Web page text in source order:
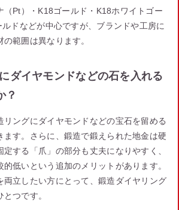
（Pt）・K18ゴールド・K18ホワイトゴー
ドなどが中心ですが、ブランドや工房に
範囲は異なります。
ダイヤモンドなどの石を入れる
？
リングにダイヤモンドなどの宝石を留める
ます。さらに、鍛造で鍛えられた地金は硬
する「爪」の部分も丈夫になりやすく、
低いという追加のメリットがあります。
両立したい方にとって、鍛造ダイヤリング
つです。